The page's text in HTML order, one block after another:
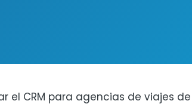
el CRM para agencias de viajes